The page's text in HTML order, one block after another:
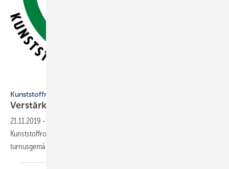
Kunststoffrohrverband
Verstärkung für den
21.11.2019 -
Kunststoffrohrverbandes am 27. September in Wiesbaden standen
turnusgemäß Wahlen zum Vorstand